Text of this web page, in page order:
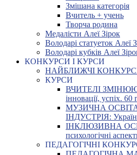
Змішана категорія
Вчитель + учень
Творча родина
Медалісти Алеї Зірок
Володарі статуеток Алеї
Володарі кубків Алеї
КОНКУРСИ І КУРСИ
НАЙБЛИЖЧІ
КУРСИ
ВЧИТЕЛІ
інновації, успіх. 60
МУЗИЧНА
ІНДУСТРІЯ:
ІНКЛЮЗИВНА
психологічні
ПЕДАГОГІЧНІ